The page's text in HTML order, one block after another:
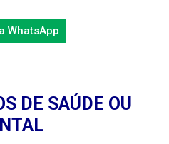
WhatsApp
DE SAÚDE OU